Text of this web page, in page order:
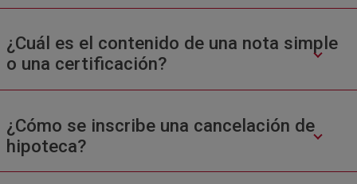
¿Cuál es el contenido de una nota simple
o una certificación?
¿Cómo se inscribe una cancelación de
hipoteca?